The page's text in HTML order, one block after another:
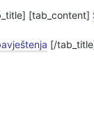
[tab_content]
[/